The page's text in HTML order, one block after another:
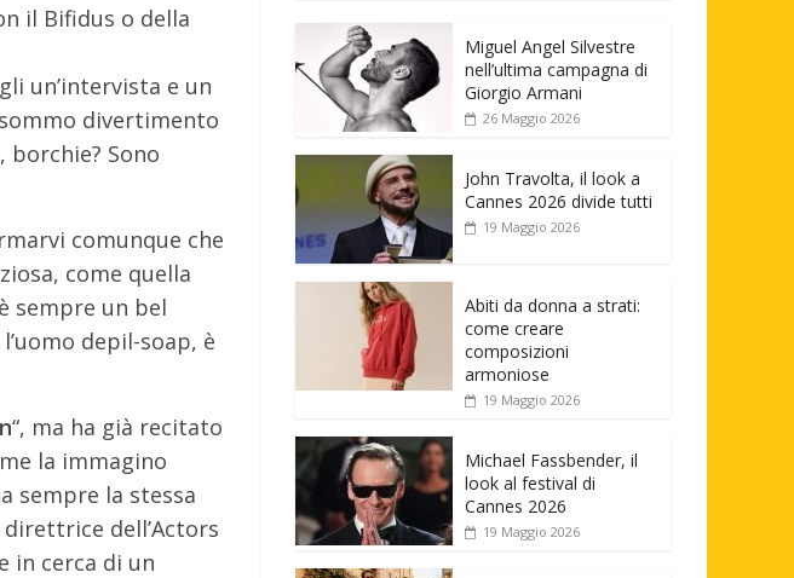
il Bifidus o della
un’intervista e un
divertimento
borchie? Sono
comunque che
come quella
sempre un bel
depil-soap, è
“, ma ha già recitato
la immagino
sempre la stessa
dell’Actors
in cerca di un
Miguel Angel Silvestre
nell’ultima campagna di
Giorgio Armani
26 Maggio 2026
John Travolta, il look a
Cannes 2026 divide tutti
19 Maggio 2026
Abiti da donna a strati:
come creare
composizioni
armoniose
19 Maggio 2026
Michael Fassbender, il
look al festival di
Cannes 2026
19 Maggio 2026